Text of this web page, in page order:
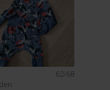
62/68